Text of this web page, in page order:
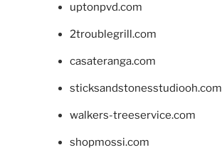
uptonpvd.com
2troublegrill.com
casateranga.com
sticksandstonesstudiooh.com
walkers-treeservice.com
shopmossi.com